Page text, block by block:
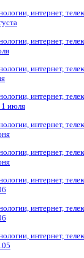
интернет,
интернет,
интернет,
интернет,
июля
интернет,
интернет,
интернет,
интернет,
интернет,